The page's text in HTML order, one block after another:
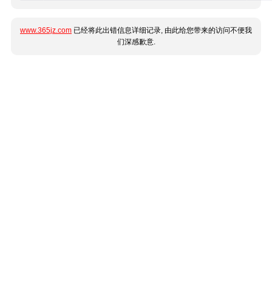
www.365jz.com 已经将此出错信息详细记录, 由此给您带来的访问不便我
们深感歉意.